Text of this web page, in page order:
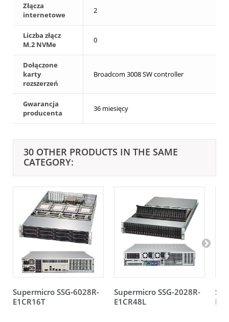
Złącza
internetowe
2
Liczba złącz
M.2 NVMe
0
Dołączone
karty
rozszerzeń
Broadcom 3008 SW controller
Gwarancja
producenta
36 miesięcy
30 OTHER PRODUCTS IN THE SAME
CATEGORY:
Supermicro SSG-6028R-
E1CR16T
Supermicro SSG-2028R-
E1CR48L